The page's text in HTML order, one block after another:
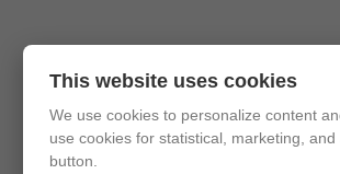
This website uses cookies
We use cookies to personalize content
use cookies for statistical, marketing,
button.